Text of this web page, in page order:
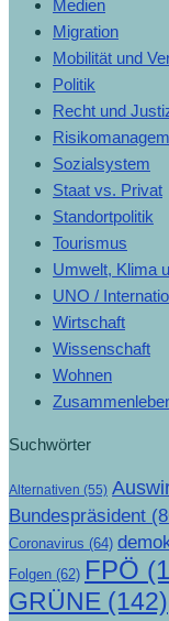
Medien
Migration
Mobilität und
Politik
Recht und
Sozialsystem
Staat vs. Privat
Standortpolitik
Tourismus
Umwelt, Klima
UNO /
Wirtschaft
Wissenschaft
Wohnen
Suchwörter
Alternativen (55)
Bundespräsident
Coronavirus (64)
Folgen (62) FPÖ
GRÜNE (142)